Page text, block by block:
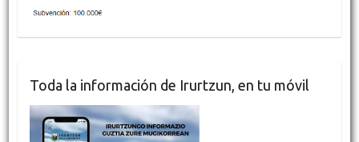
Toda la información de Irurtzun, en tu móvil